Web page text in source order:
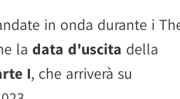
in onda durante i
la data d'uscita della
I, che arriverà su